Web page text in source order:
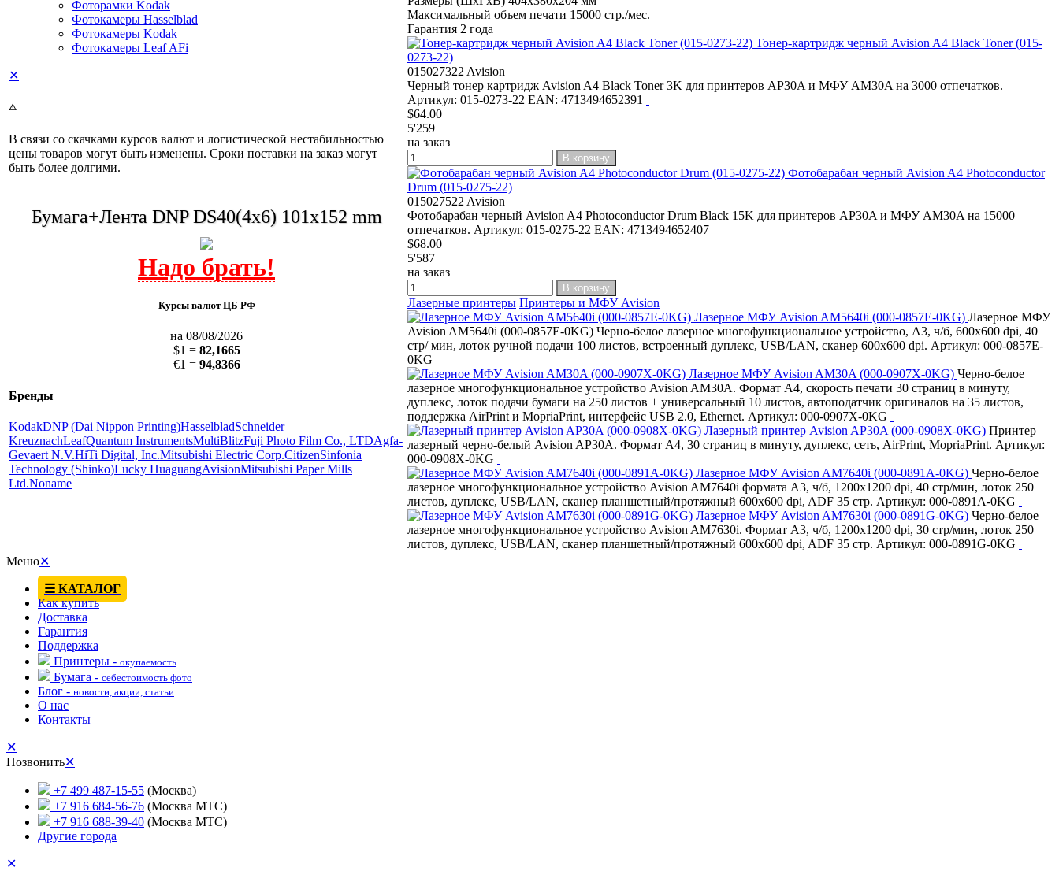
Максимальный объем печати 15000 стр./мес.
Гарантия 2 года
Тонер-картридж черный Avision A4 Black Toner (015-
0273-22)
015027322 Avision
Черный тонер картридж Avision A4 Black Toner 3K для принтеров AP30A и МФУ AM30A на 3000 отпечатков.
Артикул: 015-0273-22 EAN: 4713494652391
$64.00
5'259
на заказ
В корзину
Фотобарабан черный Avision A4 Photoconductor
Drum (015-0275-22)
015027522 Avision
Фотобарабан черный Avision A4 Photoconductor Drum Black 15K для принтеров AP30A и МФУ AM30A на 15000
отпечатков. Артикул: 015-0275-22 EAN: 4713494652407
$68.00
5'587
на заказ
В корзину
Лазерные принтеры Принтеры и МФУ Avision
Лазерное МФУ Avision AM5640i (000-0857E-0KG) Лазерное МФУ
Avision AM5640i (000-0857E-0KG) Черно-белое лазерное многофункциональное устройство, А3, ч/б, 600x600 dpi, 40
стр/ мин, лоток ручной подачи 100 листов, встроенный дуплекс, USB/LAN, сканер 600x600 dpi. Артикул: 000-0857E-
0KG
Лазерное МФУ Avision AM30A (000-0907X-0KG) Черно-белое
лазерное многофункциональное устройство Avision AM30A. Формат A4, скорость печати 30 страниц в минуту,
дуплекс, лоток подачи бумаги на 250 листов + универсальный 10 листов, автоподатчик оригиналов на 35 листов,
поддержка AirPrint и MopriaPrint, интерфейс USB 2.0, Ethernet. Артикул: 000-0907X-0KG
Лазерный принтер Avision AP30A (000-0908X-0KG) Принтер
лазерный черно-белый Avision AP30A. Формат A4, 30 страниц в минуту, дуплекс, сеть, AirPrint, MopriaPrint. Артикул:
000-0908X-0KG
Лазерное МФУ Avision AM7640i (000-0891A-0KG) Черно-белое
лазерное многофункциональное устройство Avision AM7640i формата А3, ч/б, 1200x1200 dpi, 40 стр/мин, лоток 250
листов, дуплекс, USB/LAN, сканер планшетный/протяжный 600x600 dpi, ADF 35 стр. Артикул: 000-0891A-0KG
Лазерное МФУ Avision AM7630i (000-0891G-0KG) Черно-белое
лазерное многофункциональное устройство Avision AM7630i. Формат А3, ч/б, 1200x1200 dpi, 30 стр/мин, лоток 250
листов, дуплекс, USB/LAN, сканер планшетный/протяжный 600x600 dpi, ADF 35 стр. Артикул: 000-0891G-0KG
Фоторамки Kodak
Фотокамеры Hasselblad
Фотокамеры Kodak
Фотокамеры Leaf AFi
✕
⚠
В связи со скачками курсов валют и логистической нестабильностью
цены товаров могут быть изменены. Сроки поставки на заказ могут
быть более долгими.
Бумага+Лента DNP DS40(4x6) 101x152 mm
Курсы валют ЦБ РФ
на 08/08/2026
$1 = 82,1665
€1 = 94,8366
Бренды
KodakDNP (Dai Nippon Printing)HasselbladSchneider
KreuznachLeafQuantum InstrumentsMultiBlitzFuji Photo Film Co., LTDAgfa-
Gevaert N.V.HiTi Digital, Inc.Mitsubishi Electric Corp.CitizenSinfonia
Technology (Shinko)Lucky HuaguangAvisionMitsubishi Paper Mills
Ltd.Noname
Меню✕
☰ КАТАЛОГ
Как купить
Доставка
Гарантия
Поддержка
Принтеры - окупаемость
Бумага - себестоимость фото
Блог - новости, акции, статьи
О нас
Контакты
✕
Позвонить✕
+7 499 487-15-55 (Москва)
+7 916 684-56-76 (Москва МТС)
+7 916 688-39-40 (Москва МТС)
Другие города
✕